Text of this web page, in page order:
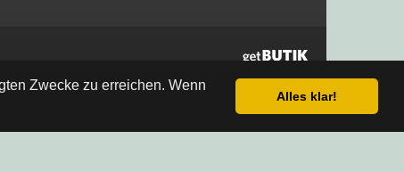
Zwecke zu erreichen. Wenn
Alles klar!